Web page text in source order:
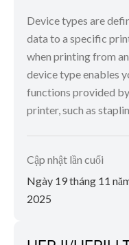
Device types are
data to a specific
when printing from
device type enables
functions provided
printer, such as
Cập nhật lần cuối
Ngày 19 tháng 11
2025